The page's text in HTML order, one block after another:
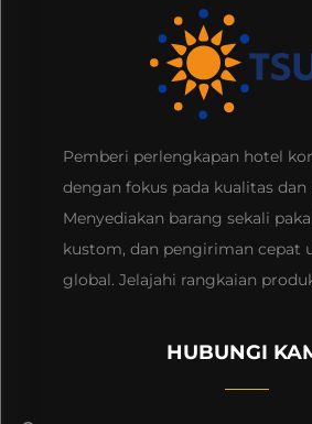
Pemberi perlengkapan hotel
dengan fokus pada kualitas dan
Menyediakan barang sekali
kustom, dan pengiriman cepat
global. Jelajahi rangkaian
HUBUNGI